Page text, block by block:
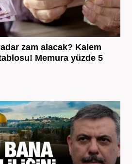
zam alacak? Kalem
Memura yüzde 5